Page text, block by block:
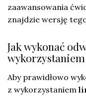
zaawansowania
znajdzie wersję
Jak wykonać
Aby prawidłowo
z wykorzystaniem